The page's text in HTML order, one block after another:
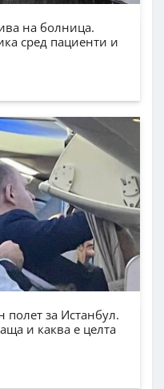
на болница.
сред пациенти и
полет за Истанбул.
и каква е целта